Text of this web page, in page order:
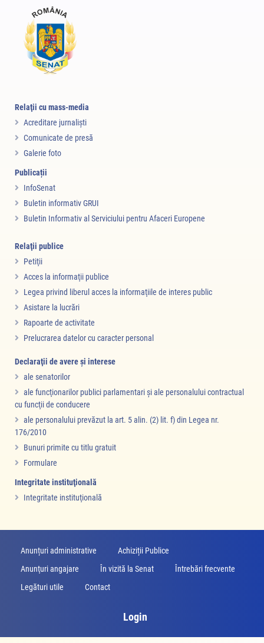
Relaţii cu mass-media
Acreditare jurnalişti
Comunicate de presă
Galerie foto
Publicații
InfoSenat
Buletin informativ GRUI
Buletin Informativ al Serviciului pentru Afaceri Europene
Relaţii publice
Petiţii
Acces la informaţii publice
Legea privind liberul acces la informaţiile de interes public
Asistare la lucrări
Rapoarte de activitate
Prelucrarea datelor cu caracter personal
Declaraţii de avere şi interese
ale senatorilor
ale funcţionarilor publici parlamentari şi ale personalului contractual
cu funcţii de conducere
ale personalului prevăzut la art. 5 alin. (2) lit. f) din Legea nr.
176/2010
Bunuri primite cu titlu gratuit
Formulare
Integritate instituţională
Integritate instituţională
Anunțuri administrative
Achiziții Publice
Anunţuri angajare
În vizită la Senat
Întrebări frecvente
Legături utile
Contact
Login